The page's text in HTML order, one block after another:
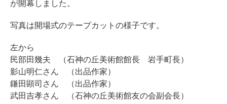
が開幕しました。
写真は開場式のテープカットの様子です。
左から
民部田幾夫 （石神の丘美術館館長 岩手町長）
影山明仁さん （出品作家）
鎌田顕司さん （出品作家）
武田吉孝さん （石神の丘美術館友の会副会長）